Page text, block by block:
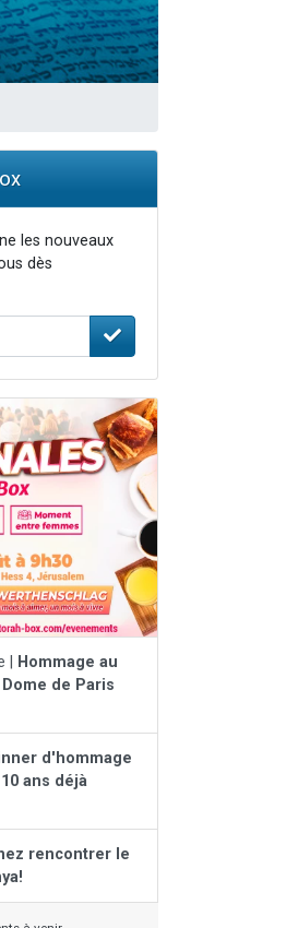
les nouveaux
dès
|
Hommage au
de Paris
d'hommage
ans déjà
rencontrer le